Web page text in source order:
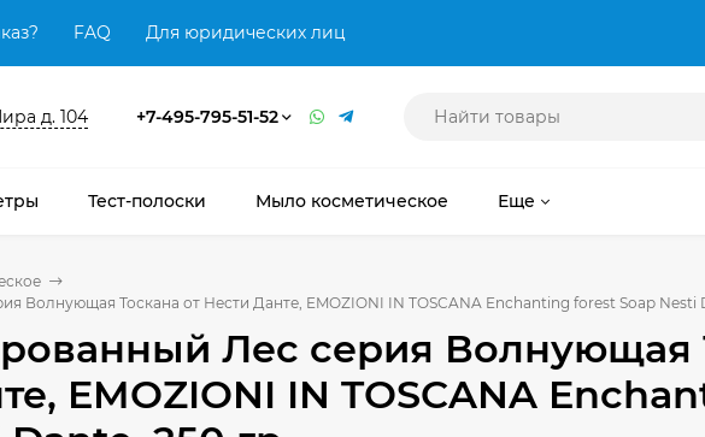
FAQ Для юридических лиц
д. 104 +7-495-795-51-52
Тест-полоски Мыло косметическое Еще
Волнующая Тоскана от Нести Данте, EMOZIONI IN TOSCANA Enchanting forest Soap Nesti
Лес серия Волнующая
EMOZIONI IN TOSCANA